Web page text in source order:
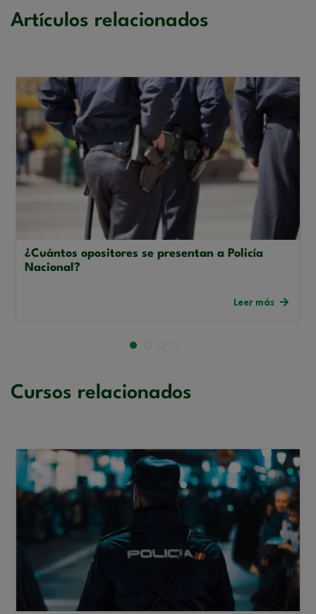
Artículos relacionados
¿Cuántos opositores se presentan a Policía
Nacional?
Leer más
Cursos relacionados